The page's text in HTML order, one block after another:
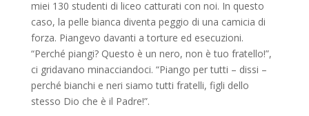
miei 130 studenti di liceo catturati con noi. In questo
caso, la pelle bianca diventa peggio di una camicia di
forza. Piangevo davanti a torture ed esecuzioni.
“Perché piangi? Questo è un nero, non è tuo fratello!”,
ci gridavano minacciandoci. “Piango per tutti – dissi –
perché bianchi e neri siamo tutti fratelli, figli dello
stesso Dio che è il Padre!”.